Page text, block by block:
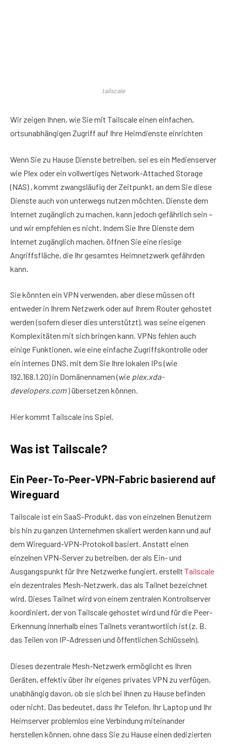
tailscale
Wir zeigen Ihnen, wie Sie mit Tailscale einen einfachen,
ortsunabhängigen Zugriff auf Ihre Heimdienste einrichten
Wenn Sie zu Hause Dienste betreiben, sei es ein Medienserver
wie Plex oder ein vollwertiges Network-Attached Storage
(NAS) , kommt zwangsläufig der Zeitpunkt, an dem Sie diese
Dienste auch von unterwegs nutzen möchten. Dienste dem
Internet zugänglich zu machen, kann jedoch gefährlich sein –
und wir empfehlen es nicht. Indem Sie Ihre Dienste dem
Internet zugänglich machen, öffnen Sie eine riesige
Angriffsfläche, die Ihr gesamtes Heimnetzwerk gefährden
kann.
Sie könnten ein VPN verwenden, aber diese müssen oft
entweder in Ihrem Netzwerk oder auf Ihrem Router gehostet
werden (sofern dieser dies unterstützt), was seine eigenen
Komplexitäten mit sich bringen kann. VPNs fehlen auch
einige Funktionen, wie eine einfache Zugriffskontrolle oder
ein internes DNS, mit dem Sie Ihre lokalen IPs (wie
192.168.1.20) in Domänennamen (wie plex.xda-
developers.com) übersetzen können.
Hier kommt Tailscale ins Spiel.
Was ist Tailscale?
Ein Peer-To-Peer-VPN-Fabric basierend auf
Wireguard
Tailscale ist ein SaaS-Produkt, das von einzelnen Benutzern
bis hin zu ganzen Unternehmen skaliert werden kann und auf
dem Wireguard-VPN-Protokoll basiert. Anstatt einen
einzelnen VPN-Server zu betreiben, der als Ein- und
Ausgangspunkt für Ihre Netzwerke fungiert, erstellt Tailscale
ein dezentrales Mesh-Netzwerk, das als Tailnet bezeichnet
wird. Dieses Tailnet wird von einem zentralen Kontrollserver
koordiniert, der von Tailscale gehostet wird und für die Peer-
Erkennung innerhalb eines Tailnets verantwortlich ist (z. B.
das Teilen von IP-Adressen und öffentlichen Schlüsseln).
Dieses dezentrale Mesh-Netzwerk ermöglicht es Ihren
Geräten, effektiv über ihr eigenes privates VPN zu verfügen,
unabhängig davon, ob sie sich bei Ihnen zu Hause befinden
oder nicht. Das bedeutet, dass Ihr Telefon, Ihr Laptop und Ihr
Heimserver problemlos eine Verbindung miteinander
herstellen können, ohne dass Sie zu Hause einen dedizierten